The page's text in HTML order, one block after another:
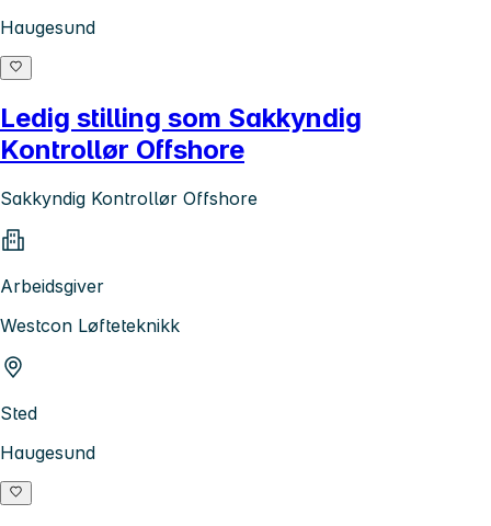
Haugesund
Ledig stilling som Sakkyndig
Kontrollør Offshore
Sakkyndig Kontrollør Offshore
Arbeidsgiver
Westcon Løfteteknikk
Sted
Haugesund